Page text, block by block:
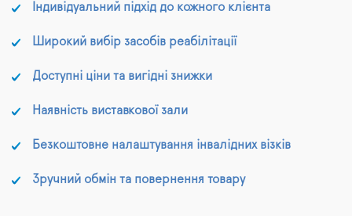
Індивідуальний підхід до кожного клієнта
Широкий вибір засобів реабілітації
Доступні ціни та вигідні знижки
Наявність виставкової зали
Безкоштовне налаштування інвалідних візків
Зручний обмін та повернення товару